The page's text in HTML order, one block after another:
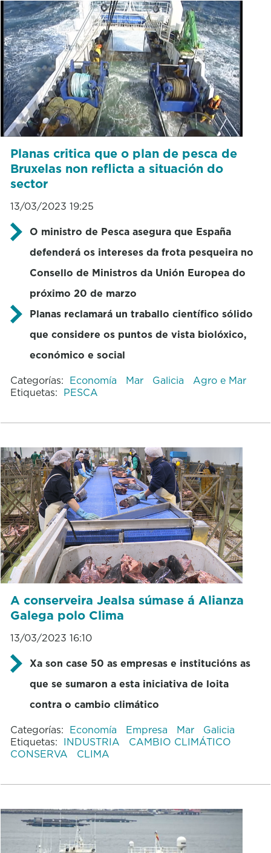
Planas critica que o plan de pesca de
Bruxelas non reflicta a situación do
sector
13/03/2023 19:25
O ministro de Pesca asegura que España
defenderá os intereses da frota pesqueira no
Consello de Ministros da Unión Europea do
próximo 20 de marzo
Planas reclamará un traballo científico sólido
que considere os puntos de vista biolóxico,
económico e social
Categorías: Economía Mar Galicia
Agro e Mar
Etiquetas: PESCA
A conserveira Jealsa súmase á Alianza
Galega polo Clima
13/03/2023 16:10
Xa son case 50 as empresas e institucións as
que se sumaron a esta iniciativa de loita
contra o cambio climático
Categorías: Economía Empresa Mar
Galicia
Etiquetas: INDUSTRIA
CAMBIO CLIMÁTICO
CONSERVA
CLIMA